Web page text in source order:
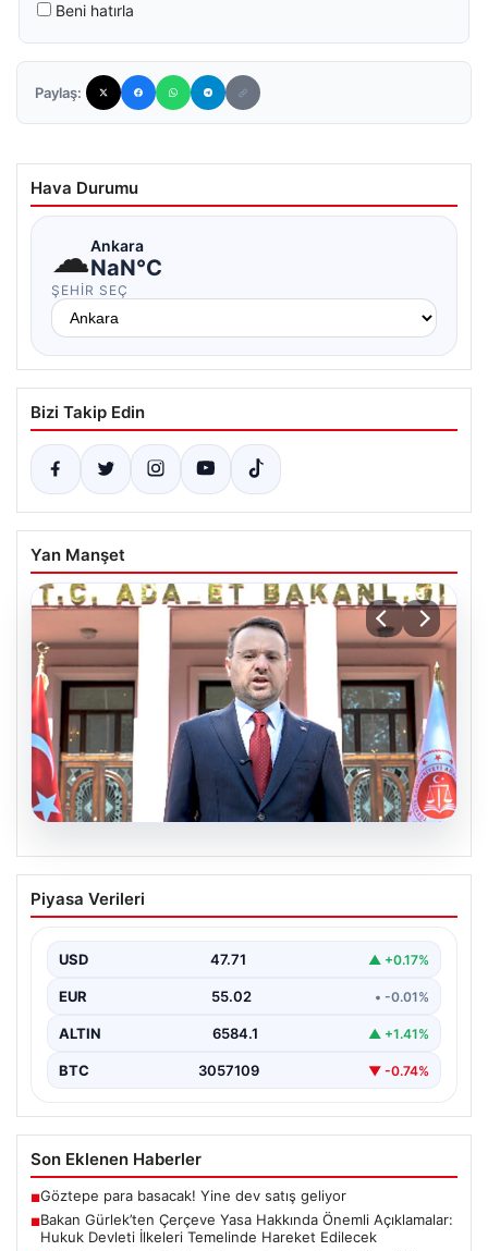
Beni hatırla
Paylaş:
Hava Durumu
☁Ankara
NaN°C
ŞEHIR SEÇ
Bizi Takip Edin
Yan Manşet
06.08.2026
Bakan Gürlek’ten Çerçeve Yasa
Hakkında Önemli Açıklamalar: Hukuk
Edilecek
Adalet Bakanı Akın Gürlek, terörle mücadelede yeni bir
dönemi başlatacak çerçeve yasanın yürürlüğe
girmesiyle…
Piyasa Verileri
USD 47.71 ▲ +0.17%
EUR 55.02 • -0.01%
ALTIN 6584.1 ▲ +1.41%
BTC 3057109 ▼ -0.74%
Son Eklenen Haberler
■Göztepe para basacak! Yine dev satış geliyor
■Bakan Gürlek’ten Çerçeve Yasa Hakkında Önemli Açıklamalar:
Hukuk Devleti İlkeleri Temelinde Hareket Edilecek